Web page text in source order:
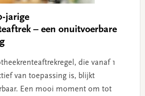
jarige
– een onuitvoerbare
die vanaf 1
van toepassing is, blijkt
Een mooi moment om tot